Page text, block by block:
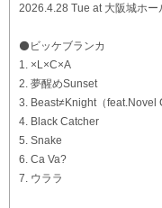
2026.4.28 Tue at 大阪城ホー
⚫️ビッケブランカ
1. ×L×C×A
2. 夢醒めSunset
3. Beast≠Knight（feat.Novel
4. Black Catcher
5. Snake
6. Ca Va?
7. ウララ